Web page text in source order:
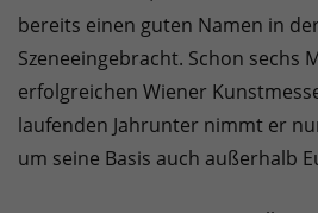
bereits einen guten Namen in
Szeneeingebracht. Schon sechs
erfolgreichen Wiener
laufenden Jahrunter nimmt er
um seine Basis auch außerhalb